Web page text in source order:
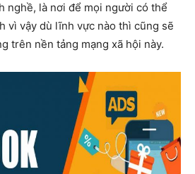
nghề, là nơi để mọi người có thể
vì vậy dù lĩnh vực nào thì cũng sẽ
trên nền tảng mạng xã hội này.